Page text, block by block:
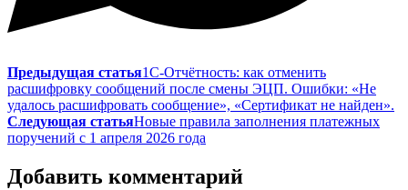
Предыдущая статья1С-Отчётность: как отменить
расшифровку сообщений после смены ЭЦП. Ошибки: «Не
удалось расшифровать сообщение», «Сертификат не найден».
Следующая статьяНовые правила заполнения платежных
поручений с 1 апреля 2026 года
Добавить комментарий